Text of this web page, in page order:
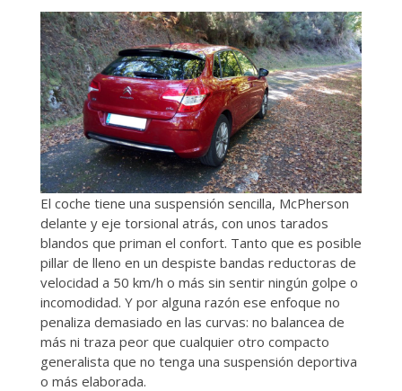
El coche tiene una suspensión sencilla, McPherson
delante y eje torsional atrás, con unos tarados
blandos que priman el confort. Tanto que es posible
pillar de lleno en un despiste bandas reductoras de
velocidad a 50 km/h o más sin sentir ningún golpe o
incomodidad. Y por alguna razón ese enfoque no
penaliza demasiado en las curvas: no balancea de
más ni traza peor que cualquier otro compacto
generalista que no tenga una suspensión deportiva
o más elaborada.